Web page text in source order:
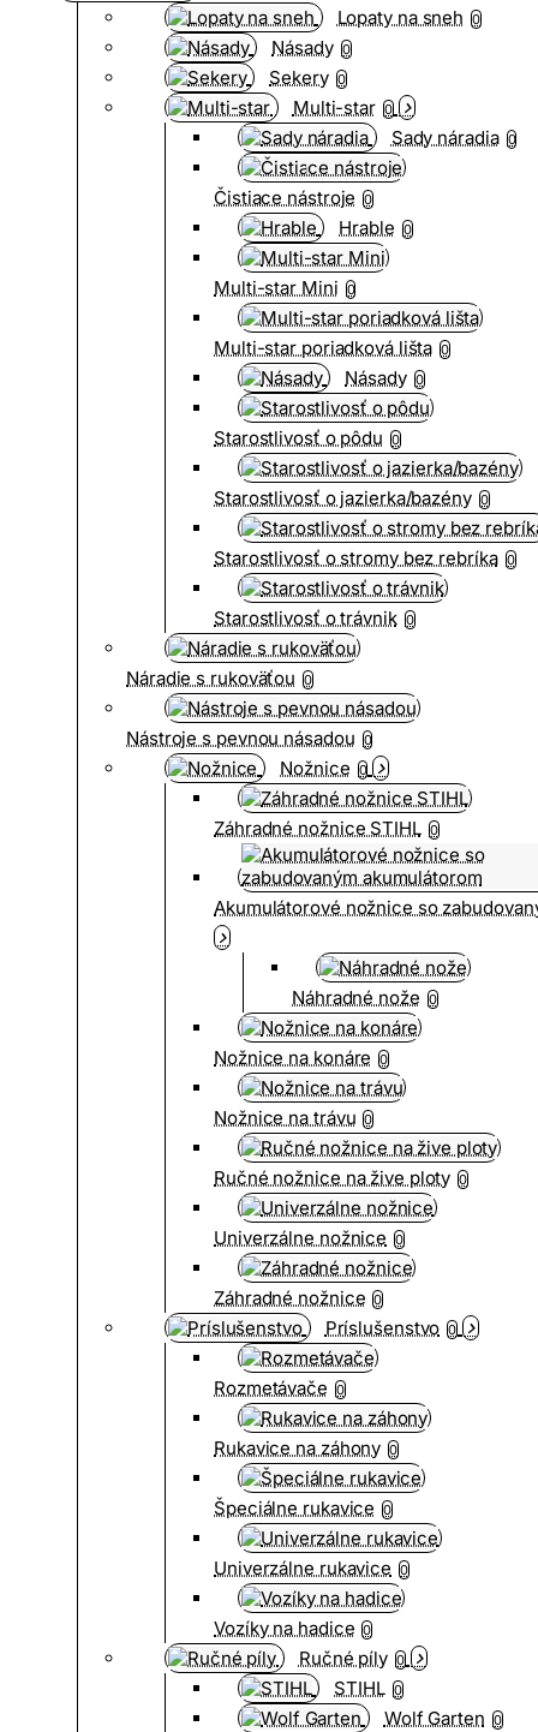
Lopaty na sneh 0
Násady 0
Sekery 0
Multi-star 0
Sady náradia 0
Čistiace nástroje 0
Hrable 0
Multi-star Mini 0
Multi-star poriadková lišta 0
Násady 0
Starostlivosť o pôdu 0
Starostlivosť o jazierka/bazény 0
Starostlivosť o stromy bez rebríka 0
Starostlivosť o trávnik 0
Náradie s rukoväťou 0
Nástroje s pevnou násadou 0
Nožnice 0
Záhradné nožnice STIHL 0
Akumulátorové nožnice so
Náhradné nože 0
Nožnice na konáre 0
Nožnice na trávu 0
Ručné nožnice na žive ploty 0
Univerzálne nožnice 0
Záhradné nožnice 0
Príslušenstvo 0
Rozmetávače 0
Rukavice na záhony 0
Špeciálne rukavice 0
Univerzálne rukavice 0
Vozíky na hadice 0
Ručné píly 0
STIHL 0
Wolf Garten 0